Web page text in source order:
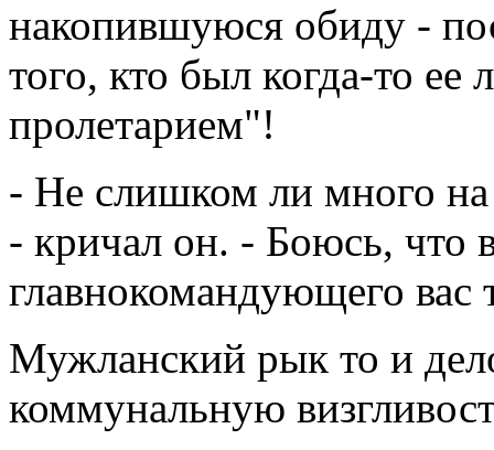
накопившуюся обиду -
того, кто был когда-то
пролетарием"!
- Не слишком ли много
- кричал он. - Боюсь, что
главнокомандующего вас
Мужланский рык то и
коммунальную